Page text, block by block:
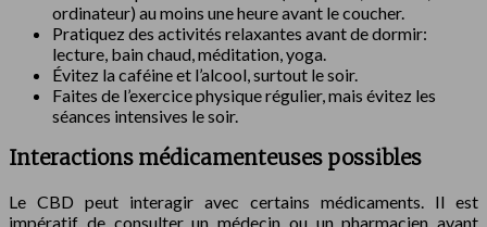
ordinateur) au moins une heure avant le coucher.
Pratiquez des activités relaxantes avant de dormir:
lecture, bain chaud, méditation, yoga.
Évitez la caféine et l’alcool, surtout le soir.
Faites de l’exercice physique régulier, mais évitez les
séances intensives le soir.
Interactions médicamenteuses possibles
Le CBD peut interagir avec certains médicaments. Il est
impératif de consulter un médecin ou un pharmacien avant